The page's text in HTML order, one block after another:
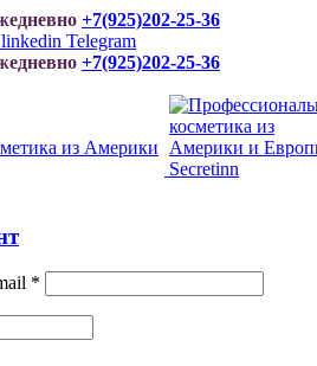
+7(925)202-25-36
linkedin Telegram
+7(925)202-25-36
*